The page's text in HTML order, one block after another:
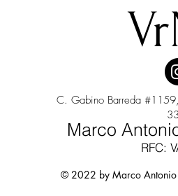
C. Gabino Barreda
Marco
RFC:
© 2022 by Marco Antonio